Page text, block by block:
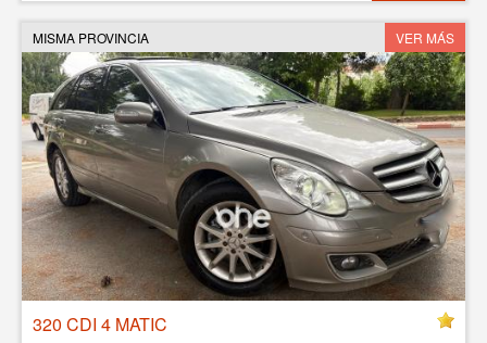
MISMA PROVINCIA VER MÁS
320 CDI 4 MATIC